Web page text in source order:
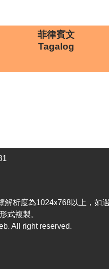
菲律賓文
Tagalog
析度為1024x768以上，如
式複製。
All right reserved.